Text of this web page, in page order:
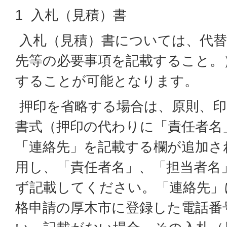
1 入札（見積）書
入札（見積）書については、代
先等の必要事項を記載すること
することが可能となります。
押印を省略する場合は、原則、
書式（押印の代わりに「責任者
「連絡先」を記載する欄が追加
用し、「責任者名」、「担当者
ず記載してください。「連絡先
格申請の厚木市に登録した電話